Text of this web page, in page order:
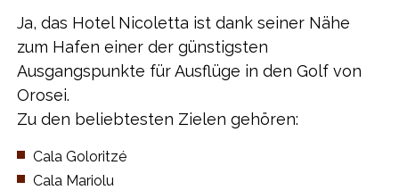
Ja, das Hotel Nicoletta ist dank seiner Nähe
zum Hafen einer der günstigsten
Ausgangspunkte für Ausflüge in den Golf von
Orosei.
Zu den beliebtesten Zielen gehören:
​Cala Goloritzé
​Cala Mariolu